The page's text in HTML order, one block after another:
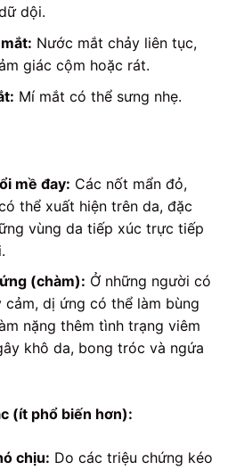
dội.
Nước mắt chảy liên tục,
giác cộm hoặc rát.
Mí mắt có thể sưng nhẹ.
mề đay: Các nốt mẩn đỏ,
thể xuất hiện trên da, đặc
vùng da tiếp xúc trực tiếp
(chàm): Ở những người có
cảm, dị ứng có thể làm bùng
nặng thêm tình trạng viêm
khô da, bong tróc và ngứa
(ít phổ biến hơn):
chịu: Do các triệu chứng kéo